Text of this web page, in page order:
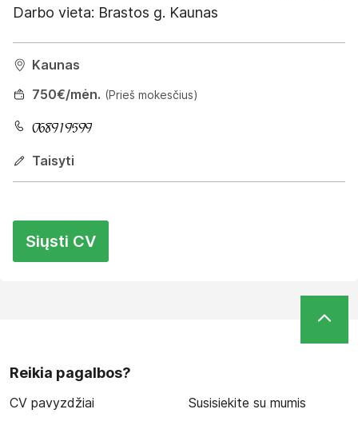
Darbo vieta: Brastos g. Kaunas
Kaunas
750€/mėn. (Prieš mokesčius)
Taisyti
Siųsti CV
Reikia pagalbos?
CV pavyzdžiai Susisiekite su mumis